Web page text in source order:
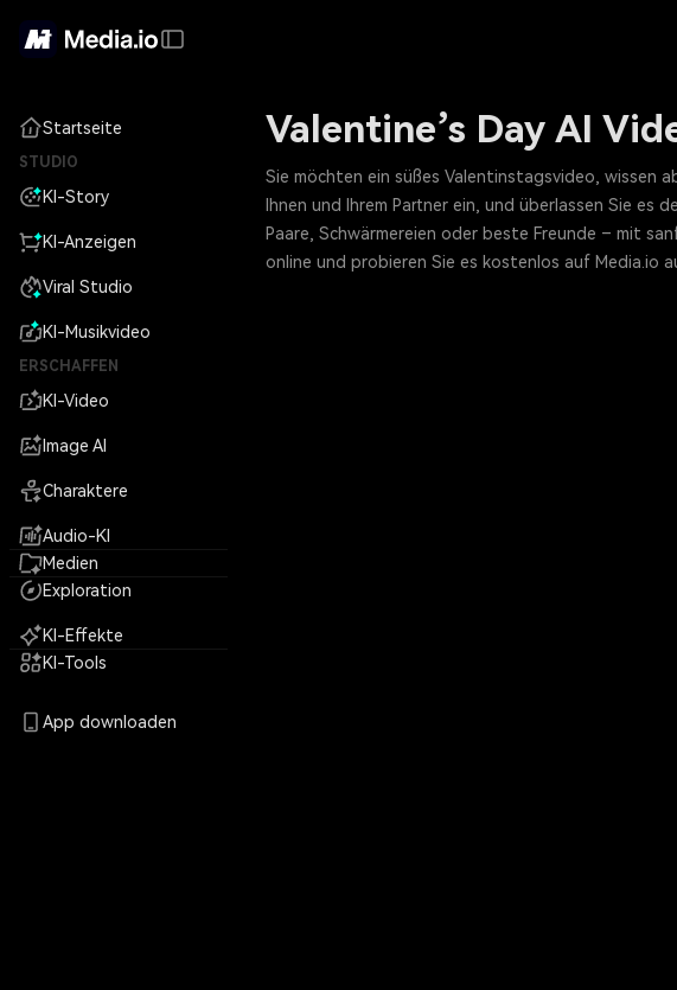
Startseite
STUDIO
KI-Story
KI-Anzeigen
Viral Studio
KI-Musikvideo
ERSCHAFFEN
KI-Video
Image AI
Charaktere
Audio-KI
Medien
Exploration
KI-Effekte
KI-Tools
App downloaden
Valentine’s Day AI
Sie möchten ein süßes Valentinstagsvideo, wissen
Ihnen und Ihrem Partner ein, und überlassen Sie es
Paare, Schwärmereien oder beste Freunde – mit
online und probieren Sie es kostenlos auf Media.io